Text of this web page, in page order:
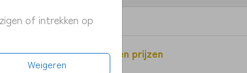
of intrekken op
Weigeren
Formaten en prijzen